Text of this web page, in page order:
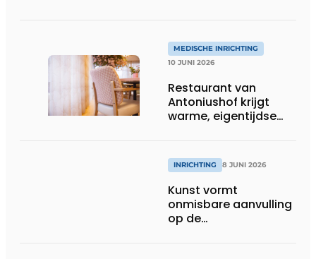
MEDISCHE INRICHTING
10 JUNI 2026
Restaurant van
Antoniushof krijgt
warme, eigentijdse
INRICHTING 8 JUNI 2026
Kunst vormt
onmisbare aanvulling
op de